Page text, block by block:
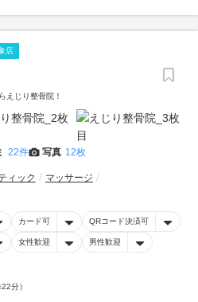
店
えじり整骨院！
22件 写真 12枚
ィック
マッサージ
カード可 QRコード決済可
女性歓迎 男性歓迎
分）